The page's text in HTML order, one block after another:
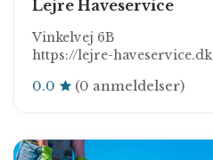
Lejre Haveservice
Vinkelvej 6B
https://lejre-haveservice.dk
0.0 (0 anmeldelser)